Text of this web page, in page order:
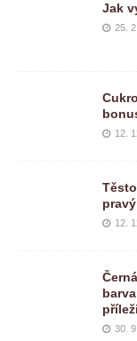
Jak
25.
12.
12.
30.